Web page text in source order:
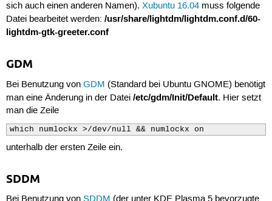
sich auch einen anderen Namen). Xubuntu 16.04muss folgende
Datei bearbeitet werden: /usr/share/lightdm/lightdm.conf.d/60-
lightdm-gtk-greeter.conf
GDM
Bei Benutzung von GDM (Standard bei Ubuntu GNOME) benötigt
man eine Änderung in der Datei /etc/gdm/Init/Default. Hier setzt
man die Zeile
which numlockx >/dev/null && numlockx on
unterhalb der ersten Zeile ein.
SDDM